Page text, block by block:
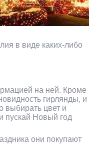
в виде каких-либо
на ней. Кроме
гирлянды, и
выбирать цвет и
пускай Новый год
они покупают